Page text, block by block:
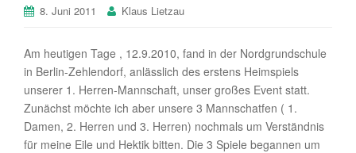
8. Juni 2011 Klaus Lietzau
Am heutigen Tage , 12.9.2010, fand in der Nordgrundschule
in Berlin-Zehlendorf, anlässlich des erstens Heimspiels
unserer 1. Herren-Mannschaft, unser großes Event statt.
Zunächst möchte ich aber unsere 3 Mannschatfen ( 1.
Damen, 2. Herren und 3. Herren) nochmals um Verständnis
für meine Eile und Hektik bitten. Die 3 Spiele begannen um